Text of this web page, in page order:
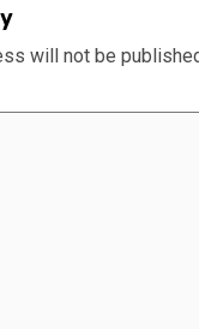
will not be